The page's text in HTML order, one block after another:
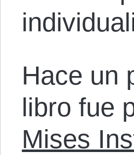
Hace un
libro fue
Mises